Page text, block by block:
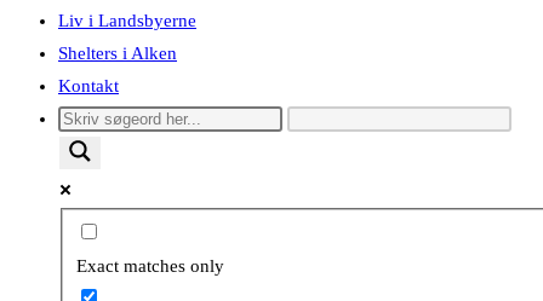
Liv i Landsbyerne
Shelters i Alken
Kontakt
Exact matches only